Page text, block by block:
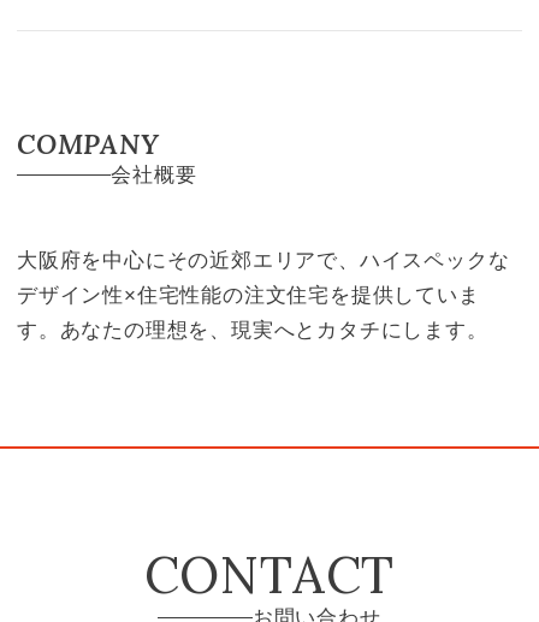
COMPANY
会社概要
大阪府を中心にその近郊エリアで、ハイスペックな
デザイン性×住宅性能の注文住宅を提供していま
す。あなたの理想を、現実へとカタチにします。
CONTACT